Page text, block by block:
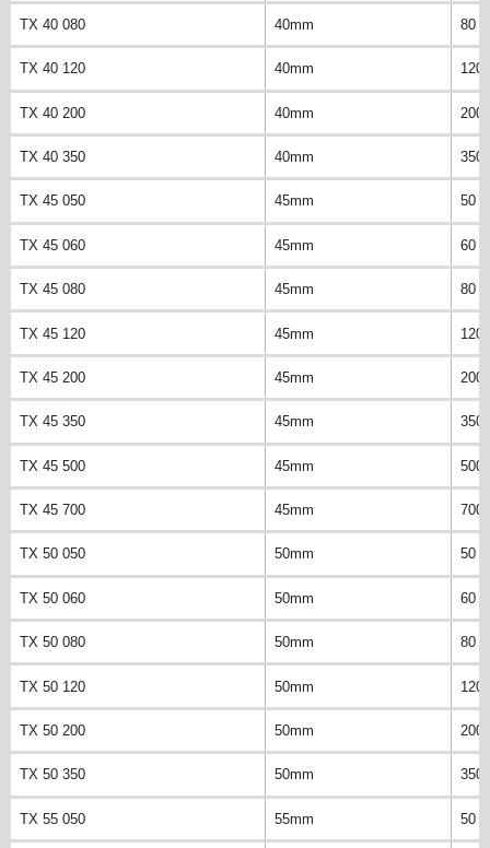
TX 40 080 40mm 80
TX 40 120 40mm 120
TX 40 200 40mm 200
TX 40 350 40mm 350
TX 45 050 45mm 50
TX 45 060 45mm 60
TX 45 080 45mm 80
TX 45 120 45mm 120
TX 45 200 45mm 200
TX 45 350 45mm 350
TX 45 500 45mm 500
TX 45 700 45mm 700
TX 50 050 50mm 50
TX 50 060 50mm 60
TX 50 080 50mm 80
TX 50 120 50mm 120
TX 50 200 50mm 200
TX 50 350 50mm 350
TX 55 050 55mm 50